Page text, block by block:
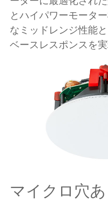
とハイパワーモータ
なミッドレンジ性能
ベースレスポンスを実
マイクロ穴